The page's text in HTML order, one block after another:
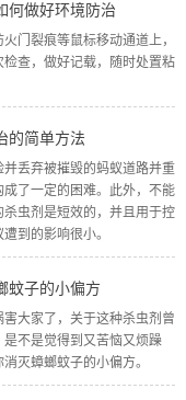
何做好环境防治
门裂痕等鼠标移动通道上，
查，做好记载，随时处置粘
的简单方法
丢弃被摧毁的蚂蚁道路并重
了一定的困难。此外，不能
虫剂是短效的，并且用于控
到的影响很小。
蚊子的小偏方
大家了，关于这种杀虫剂曾
不是觉得到又苦恼又烦躁
灭蟑螂蚊子的小偏方。